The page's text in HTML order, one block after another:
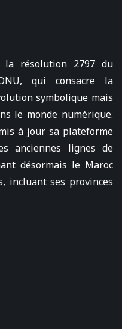
résolution 2797 du
qui consacre la
symbolique mais
le monde numérique.
à jour sa plateforme
anciennes lignes de
désormais le Maroc
incluant ses provinces